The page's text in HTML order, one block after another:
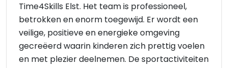
Time4Skills Elst. Het team is professioneel,
betrokken en enorm toegewijd. Er wordt een
veilige, positieve en energieke omgeving
gecreëerd waarin kinderen zich prettig voelen
en met plezier deelnemen. De sportactiviteiten